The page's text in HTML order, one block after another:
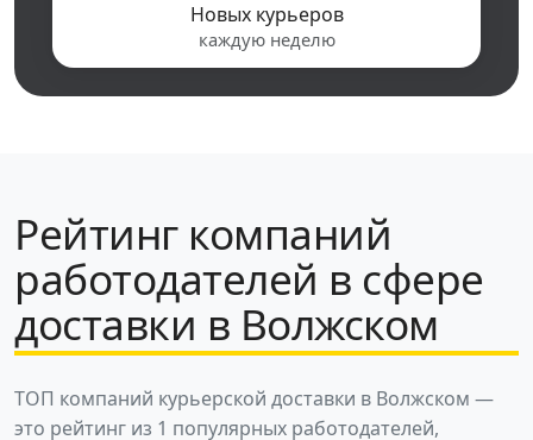
Новых курьеров
каждую неделю
Рейтинг компаний
работодателей в сфере
доставки в Волжском
ТОП компаний курьерской доставки в Волжском —
это рейтинг из 1 популярных работодателей,